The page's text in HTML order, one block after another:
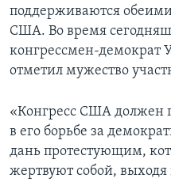
поддерживаются
США. Во время
конгрессмен-демократ
отметил мужество
«Конгресс США должен
в его борьбе за
дань протестующим,
жертвуют собой,